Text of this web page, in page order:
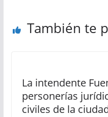
También te
La intendente
personerías
civiles de la